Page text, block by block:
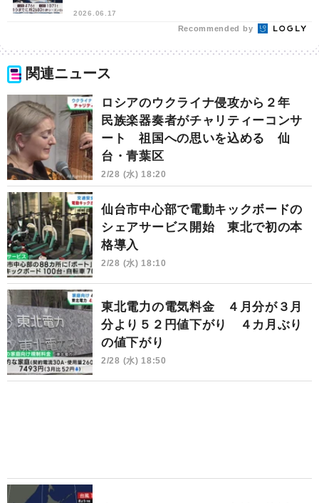
2026.06.17
Recommended by
関連ニュース
ロシアのウクライナ侵攻から２年
民族楽器奏者がチャリティーコンサ
ート 祖国への思いを込める 仙
台・青葉区
2/28 (水) 18:20
仙台市中心部で電動キックボードの
シェアサービス開始 東北で初の本
格導入
2/28 (水) 18:10
東北電力の電気料金 ４月分が３月
分より５２円値下がり ４カ月ぶり
の値下がり
2/28 (水) 18:50